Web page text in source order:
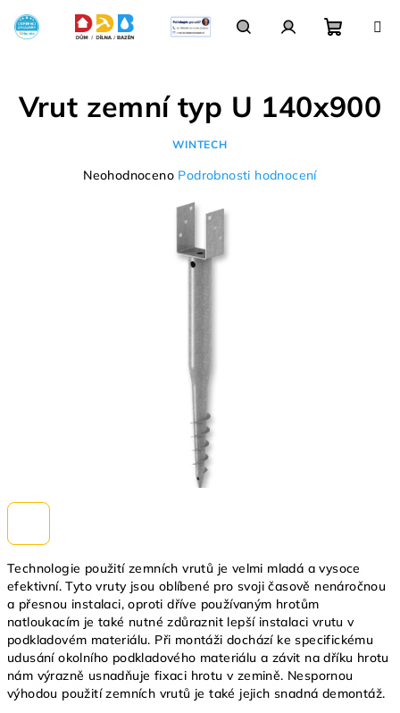
obsah
košík
Technologie použití zemních vrutů je velmi mladá a vysoce
efektivní. Tyto vruty jsou oblíbené pro svoji časově nenáročnou
a přesnou instalaci, oproti dříve používaným hrotům
natloukacím je také nutné zdůraznit lepší instalaci vrutu v
podkladovém materiálu. Při montáži dochází ke specifickému
udusání okolního podkladového materiálu a závit na dříku hrotu
nám výrazně usnadňuje fixaci hrotu v zemině. Nespornou
výhodou použití zemních vrutů je také jejich snadná demontáž.
Vrut zemní typ U 140x900
WINTECH
Průměrné
Neohodnoceno Podrobnosti hodnocení